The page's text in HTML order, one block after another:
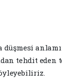
düşmesi
tehdit eden